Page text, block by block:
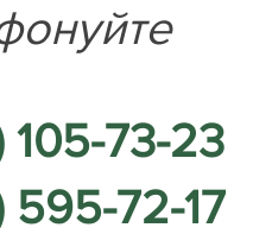
105-73-23
595-72-17